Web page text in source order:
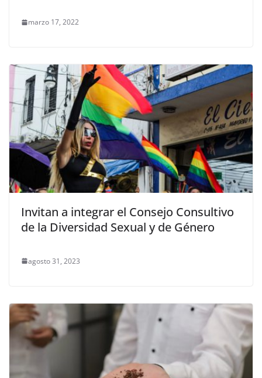
marzo 17, 2022
Invitan a integrar el Consejo Consultivo
de la Diversidad Sexual y de Género
agosto 31, 2023